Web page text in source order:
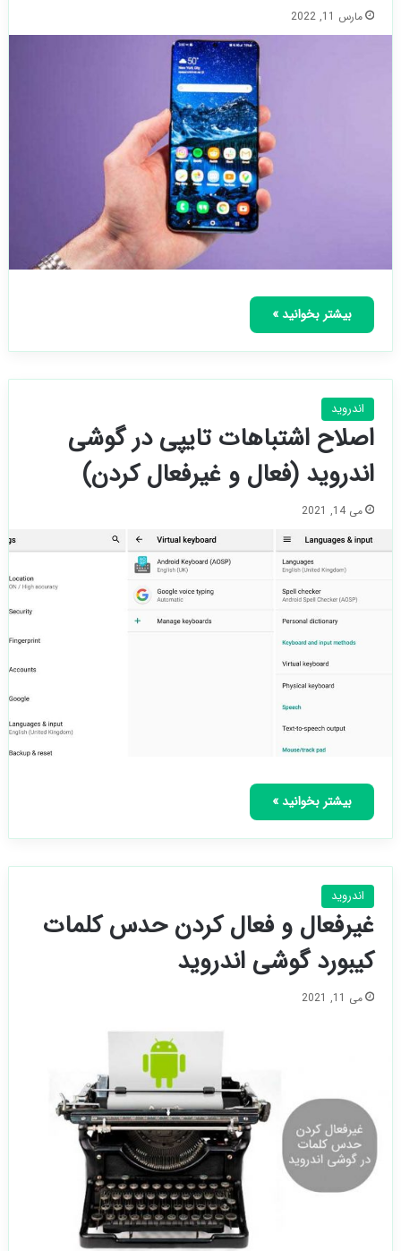
مارس 11, 2022
بیشتر بخوانید »
اندروید
اصلاح اشتباهات تایپی در گوشی
اندروید (فعال و غیرفعال کردن)
می 14, 2021
بیشتر بخوانید »
اندروید
غیرفعال و فعال کردن حدس کلمات
کیبورد گوشی اندروید
می 11, 2021